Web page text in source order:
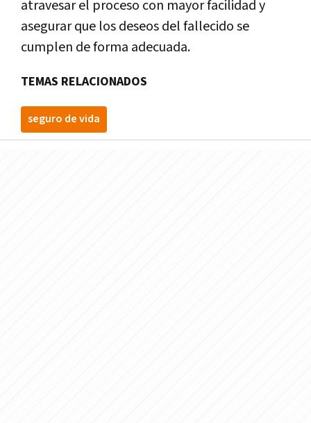
atravesar el proceso con mayor facilidad y
asegurar que los deseos del fallecido se
cumplen de forma adecuada.
TEMAS RELACIONADOS
seguro de vida